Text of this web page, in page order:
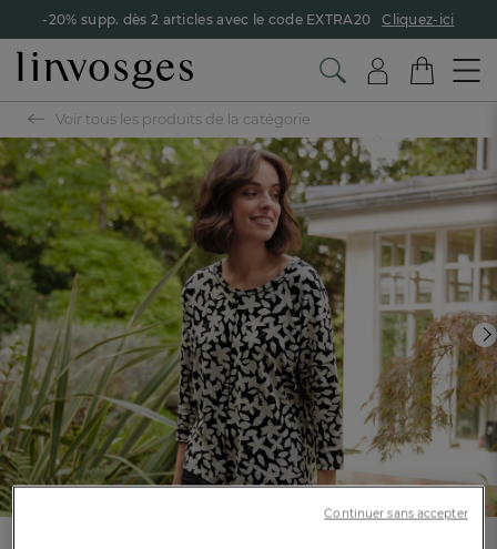
-20% supp. dès 2 articles avec le code EXTRA20 Cliquez-ici
Voir tous les produits de la catégorie
Continuer sans accepter